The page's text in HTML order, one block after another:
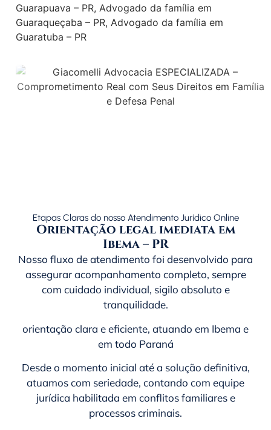
Guarapuava – PR, Advogado da família em
Guaraqueçaba – PR, Advogado da família em
Guaratuba – PR
Etapas Claras do nosso Atendimento Jurídico Online
Orientação legal imediata em
Ibema – PR
Nosso fluxo de atendimento foi desenvolvido para
assegurar acompanhamento completo, sempre
com cuidado individual, sigilo absoluto e
tranquilidade.
orientação clara e eficiente, atuando em Ibema e
em todo Paraná
Desde o momento inicial até a solução definitiva,
atuamos com seriedade, contando com equipe
jurídica habilitada em conflitos familiares e
processos criminais.